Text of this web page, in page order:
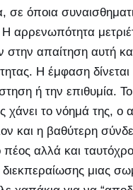
σε όποια
απαίτηση αυτή
Η έμφαση δίνεται
ή την επιθυμία.
χάνει το νόημά της, ο
και η βαθύτερη
πέος αλλά και
μιας